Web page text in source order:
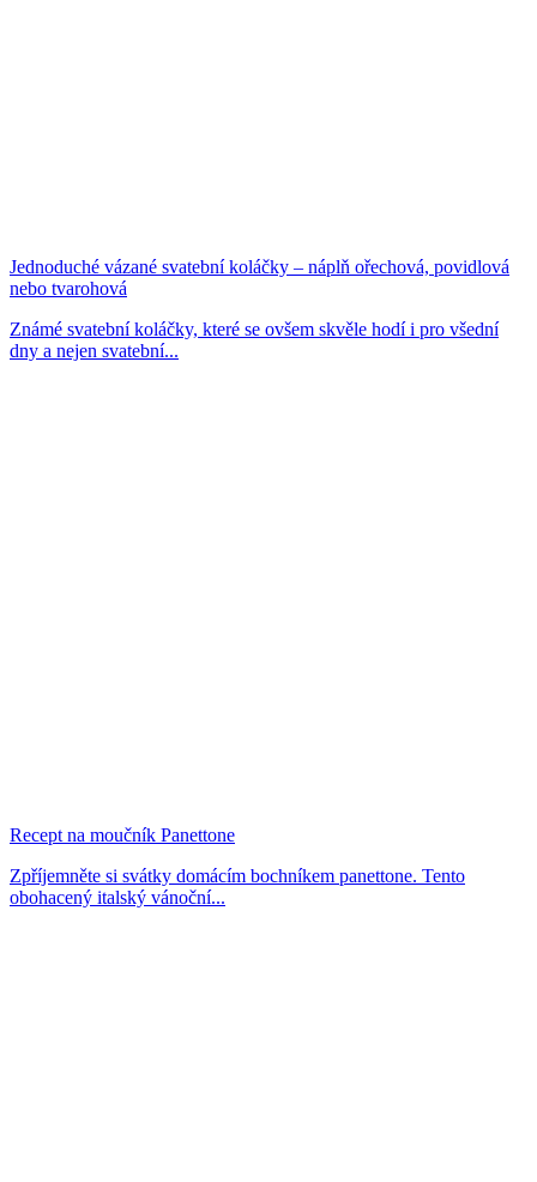
Jednoduché vázané svatební koláčky – náplň ořechová, povidlová
nebo tvarohová
Známé svatební koláčky, které se ovšem skvěle hodí i pro všední
dny a nejen svatební...
Recept na moučník Panettone
Zpříjemněte si svátky domácím bochníkem panettone. Tento
obohacený italský vánoční...